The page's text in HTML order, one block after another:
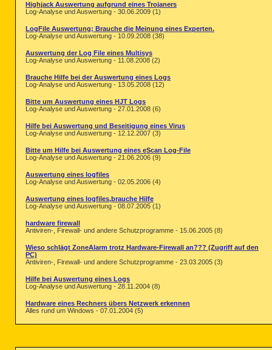
Highjack Auswertung aufgrund eines Trojaners
Log-Analyse und Auswertung - 30.06.2009 (1)
LogFile Auswertung; Brauche die Meinung eines Experten.
Log-Analyse und Auswertung - 10.09.2008 (38)
Auswertung der Log File eines Multisys
Log-Analyse und Auswertung - 11.08.2008 (2)
Brauche Hilfe bei der Auswertung eines Logs
Log-Analyse und Auswertung - 13.05.2008 (12)
Bitte um Auswertung eines HJT Logs
Log-Analyse und Auswertung - 27.01.2008 (6)
Hilfe bei Auswertung und Beseitigung eines Virus
Log-Analyse und Auswertung - 12.12.2007 (3)
Bitte um Hilfe bei Auswertung eines eScan Log-File
Log-Analyse und Auswertung - 21.06.2006 (9)
Auswertung eines logfiles
Log-Analyse und Auswertung - 02.05.2006 (4)
Auswertung eines logfiles,brauche Hilfe
Log-Analyse und Auswertung - 08.07.2005 (1)
hardware firewall
Antiviren-, Firewall- und andere Schutzprogramme - 15.06.2005 (8)
Wieso schlägt ZoneAlarm trotz Hardware-Firewall an??? (Zugriff auf den
PC)
Antiviren-, Firewall- und andere Schutzprogramme - 23.03.2005 (3)
Hilfe bei Auswertung eines Logs
Log-Analyse und Auswertung - 28.11.2004 (8)
Hardware eines Rechners übers Netzwerk erkennen
Alles rund um Windows - 07.01.2004 (5)